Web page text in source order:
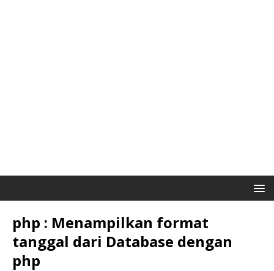
php : Menampilkan format
tanggal dari Database dengan
php